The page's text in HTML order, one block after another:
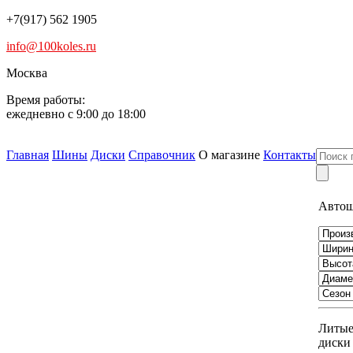
+7(917) 562 1905
info@100koles.ru
Москва
Время работы:
ежедневно с 9:00 до 18:00
Главная Шины Диски Справочник О магазине Контакты
Литые
диски